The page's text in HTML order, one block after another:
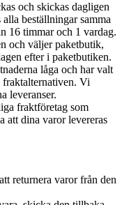
och skickas dagligen
beställningar samma
16 timmar och 1 vardag.
och väljer paketbutik,
efter i paketbutiken.
låga och har valt
fraktalternativen. Vi
leveranser.
fraktföretag som
att dina varor levereras
returnera varor från den